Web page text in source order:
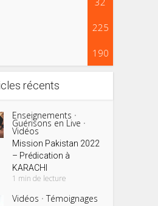
225
190
récents
Enseignements •
Guérisons en Live •
Vidéos
Mission Pakistan 2022
– Prédication à
KARACHI
1 min de lecture
Vidéos • Témoignages